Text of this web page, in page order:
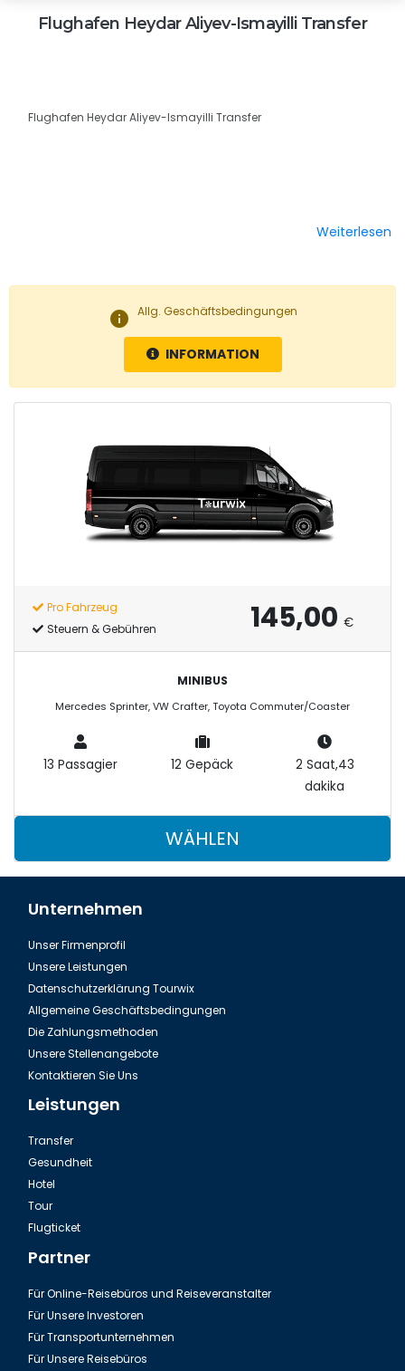
Flughafen Heydar Aliyev-Ismayilli Transfer
Flughafen Heydar Aliyev-Ismayilli Transfer
Weiterlesen
info Allg. Geschäftsbedingungen
INFORMATION
Pro Fahrzeug
Steuern & Gebühren
145,00 €
MINIBUS
Mercedes Sprinter, VW Crafter, Toyota Commuter/Coaster
13 Passagier 12 Gepäck
2 Saat,43
dakika
WÄHLEN
Unternehmen
Unser Firmenprofil
Unsere Leistungen
Datenschutzerklärung Tourwix
Allgemeine Geschäftsbedingungen
Die Zahlungsmethoden
Unsere Stellenangebote
Kontaktieren Sie Uns
Leistungen
Transfer
Gesundheit
Hotel
Tour
Flugticket
Partner
Für Online-Reisebüros und Reiseveranstalter
Für Unsere Investoren
Für Transportunternehmen
Für Unsere Reisebüros